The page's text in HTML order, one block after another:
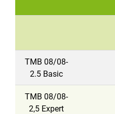
TMB 08/08-
2.5 Basic
TMB 08/08-
2,5 Expert